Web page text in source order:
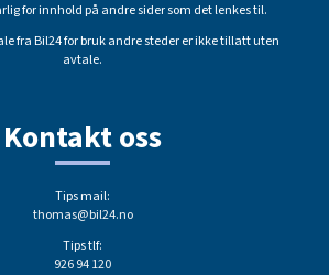
for innhold på andre sider som det lenkes til.
fra Bil24 for bruk andre steder er ikke tillatt uten
avtale.
Kontakt oss
Tips mail:
thomas@bil24.no
Tips tlf:
926 94 120